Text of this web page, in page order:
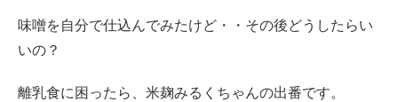
味噌を自分で仕込んでみたけど・・その後どうしたらい
いの？
離乳食に困ったら、米麹みるくちゃんの出番です。